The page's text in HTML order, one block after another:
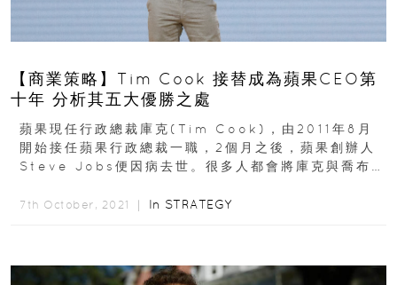
【商業策略】Tim Cook 接替成為蘋果CEO第
十年 分析其五大優勝之處
蘋果現任行政總裁庫克(Tim Cook)，由2011年8月
開始接任蘋果行政總裁一職，2個月之後，蘋果創辦人
Steve Jobs便因病去世。很多人都會將庫克與喬布斯
7th October, 2021 ｜ In STRATEGY